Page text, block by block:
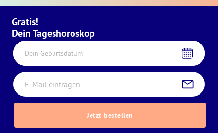
Gratis!
Dein Tageshoroskop
Dein Geburtsdatum
Jetzt bestellen